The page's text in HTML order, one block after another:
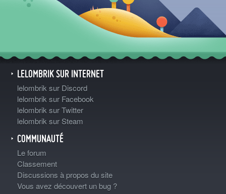
LELOMBRIK SUR INTERNET
lelombrik sur Discord
lelombrik sur Facebook
lelombrik sur Twitter
lelombrik sur Steam
COMMUNAUTÉ
Le forum
Classement
Discussions à propos du site
Vous avez découvert un bug ?